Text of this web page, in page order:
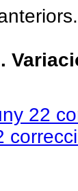
22